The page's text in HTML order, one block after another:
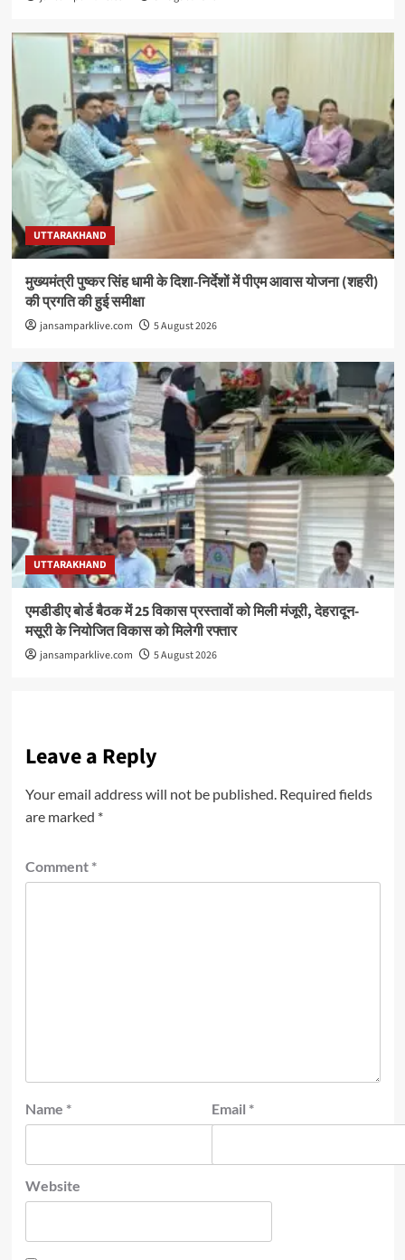
UTTARAKHAND
मुख्यमंत्री पुष्कर सिंह धामी के दिशा-निर्देशों में पीएम आवास योजना (शहरी)
की प्रगति की हुई समीक्षा
jansamparklive.com 5 August 2026
UTTARAKHAND
एमडीडीए बोर्ड बैठक में 25 विकास प्रस्तावों को मिली मंजूरी, देहरादून-
मसूरी के नियोजित विकास को मिलेगी रफ्तार
jansamparklive.com 5 August 2026
Leave a Reply
Your email address will not be published. Required fields
are marked *
Comment *
Name * Email *
Website